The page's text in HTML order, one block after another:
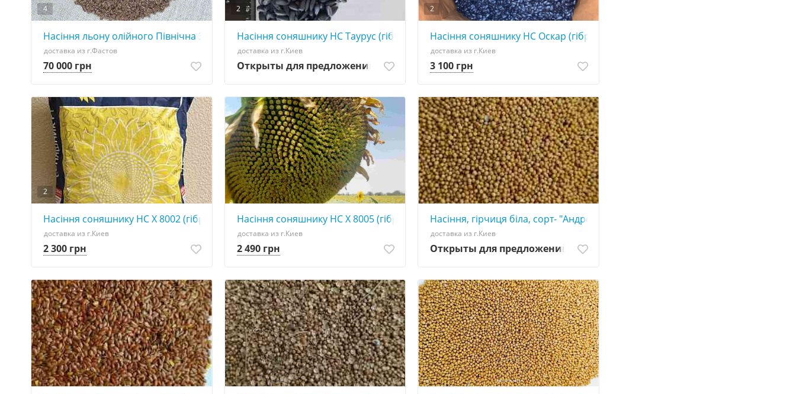
4
Насіння льону олійного Північна Зірка, перша репродукція
доставка из г.Фастов
70 000 грн
2
Насіння соняшнику НС Таурус (гібрид стійкий до Євро-Лайтінгу, технологія "Кліарфілд").
доставка из г.Киев
Открыты для предложений
2
Насіння соняшнику НС Оскар (гібрид стійкий до гранстару, технологія SUMO).
доставка из г.Киев
3 100 грн
2
Насіння соняшнику НС Х 8002 (гібрид стійкий до гранстару, технологія SUMO).
доставка из г.Киев
2 300 грн
Насіння соняшнику НС Х 8005 (гібрид стійкий до гранстару, технологія SUMO).
доставка из г.Киев
2 490 грн
Насіння, гірчиця біла, сорт- "Андромеда", Чехія .
доставка из г.Киев
Открыты для предложений